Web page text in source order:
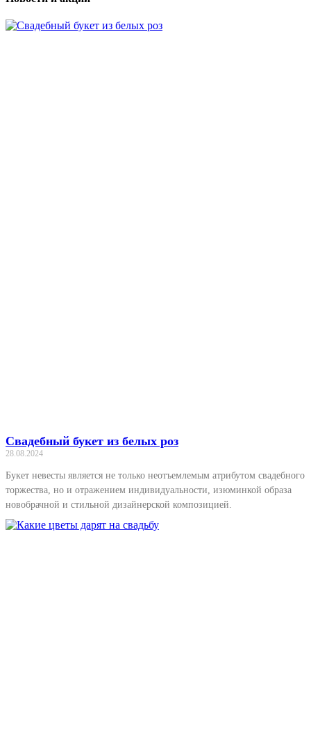
Свадебный букет из белых роз
28.08.2024
Букет невесты является не только неотъемлемым атрибутом свадебного
торжества, но и отражением индивидуальности, изюминкой образа
новобрачной и стильной дизайнерской композицией.